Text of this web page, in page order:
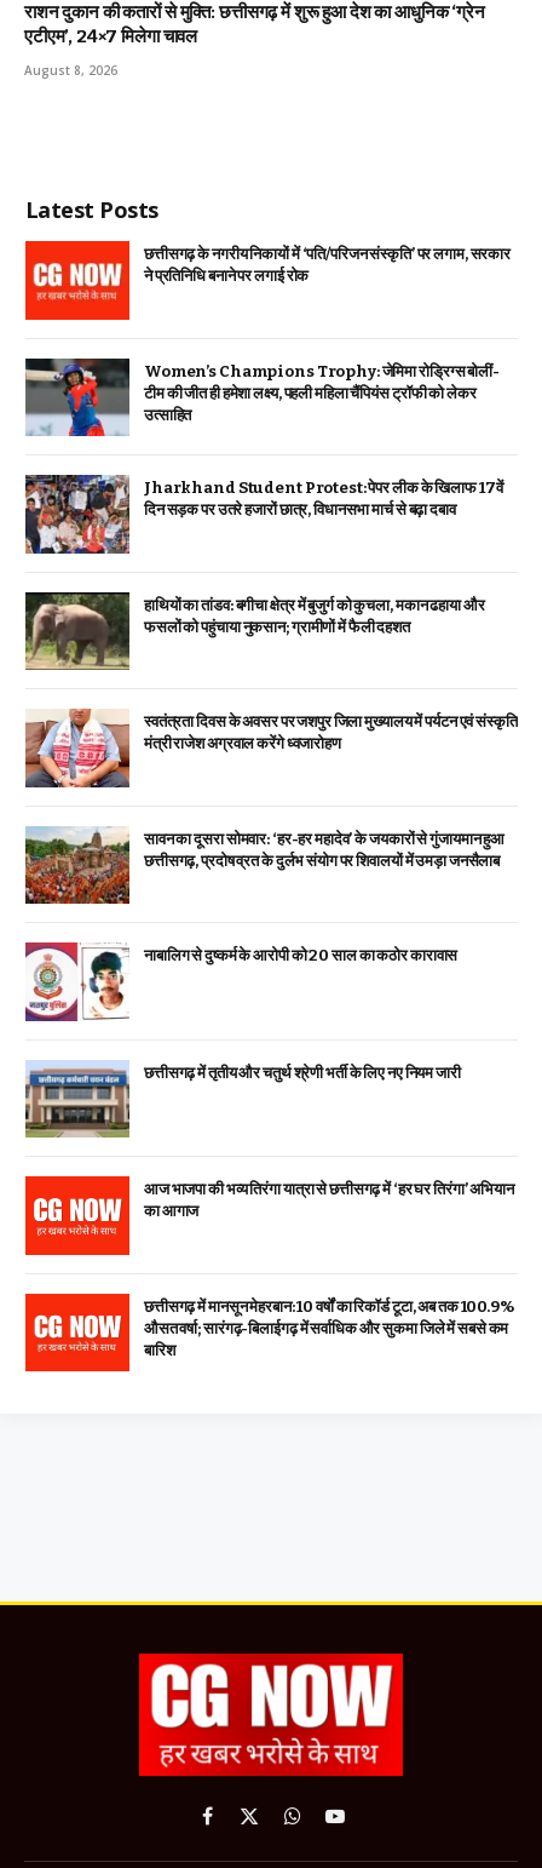
राशन दुकान की कतारों से मुक्ति: छत्तीसगढ़ में शुरू हुआ देश का आधुनिक ‘ग्रेन
एटीएम’, 24×7 मिलेगा चावल
August 8, 2026
Latest Posts
छत्तीसगढ़ के नगरीय निकायों में ‘पति/परिजन संस्कृति’ पर लगाम, सरकार
ने प्रतिनिधि बनाने पर लगाई रोक
Women’s Champions Trophy: जेमिमा रोड्रिग्स बोलीं-
टीम की जीत ही हमेशा लक्ष्य, पहली महिला चैंपियंस ट्रॉफी को लेकर
उत्साहित
Jharkhand Student Protest: पेपर लीक के खिलाफ 17वें
दिन सड़क पर उतरे हजारों छात्र, विधानसभा मार्च से बढ़ा दबाव
हाथियों का तांडव: बगीचा क्षेत्र में बुजुर्ग को कुचला, मकान ढहाया और
फसलों को पहुंचाया नुकसान; ग्रामीणों में फैली दहशत
स्वतंत्रता दिवस के अवसर पर जशपुर जिला मुख्यालय में पर्यटन एवं संस्कृति
मंत्री राजेश अग्रवाल करेंगे ध्वजारोहण
सावन का दूसरा सोमवार: ‘हर-हर महादेव’ के जयकारों से गुंजायमान हुआ
छत्तीसगढ़, प्रदोष व्रत के दुर्लभ संयोग पर शिवालयों में उमड़ा जनसैलाब
नाबालिग से दुष्कर्म के आरोपी को 20 साल का कठोर कारावास
छत्तीसगढ़ में तृतीय और चतुर्थ श्रेणी भर्ती के लिए नए नियम जारी
आज भाजपा की भव्य तिरंगा यात्रा से छत्तीसगढ़ में ‘हर घर तिरंगा’ अभियान
का आगाज
छत्तीसगढ़ में मानसून मेहरबान: 10 वर्षों का रिकॉर्ड टूटा, अब तक 100.9%
औसत वर्षा; सारंगढ़-बिलाईगढ़ में सर्वाधिक और सुकमा जिले में सबसे कम
बारिश
Facebook
X
WhatsApp
YouTube